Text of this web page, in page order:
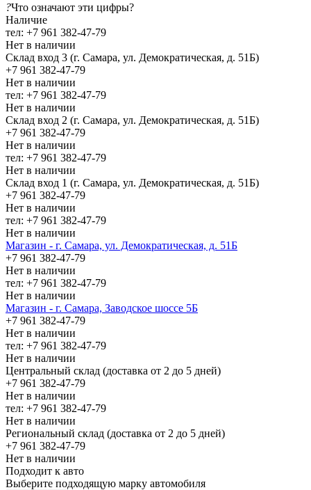
?Что означают эти цифры?
Наличие
тел: +7 961 382-47-79
Нет в наличии
Склад вход 3 (г. Самара, ул. Демократическая, д. 51Б)
+7 961 382-47-79
Нет в наличии
тел: +7 961 382-47-79
Нет в наличии
Склад вход 2 (г. Самара, ул. Демократическая, д. 51Б)
+7 961 382-47-79
Нет в наличии
тел: +7 961 382-47-79
Нет в наличии
Склад вход 1 (г. Самара, ул. Демократическая, д. 51Б)
+7 961 382-47-79
Нет в наличии
тел: +7 961 382-47-79
Нет в наличии
Магазин - г. Самара, ул. Демократическая, д. 51Б
+7 961 382-47-79
Нет в наличии
тел: +7 961 382-47-79
Нет в наличии
Магазин - г. Самара, Заводское шоссе 5Б
+7 961 382-47-79
Нет в наличии
тел: +7 961 382-47-79
Нет в наличии
Центральный склад (доставка от 2 до 5 дней)
+7 961 382-47-79
Нет в наличии
тел: +7 961 382-47-79
Нет в наличии
Региональный склад (доставка от 2 до 5 дней)
+7 961 382-47-79
Нет в наличии
Подходит к авто
Выберите подходящую марку автомобиля